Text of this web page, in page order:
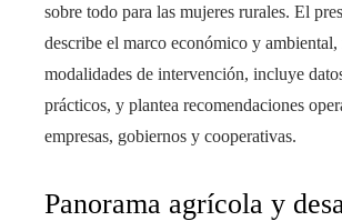
sobre todo para las mujeres rurales. El
describe el marco económico y ambiental,
modalidades de intervención, incluye
prácticos, y plantea recomendaciones
empresas, gobiernos y cooperativas.
Panorama agrícola y